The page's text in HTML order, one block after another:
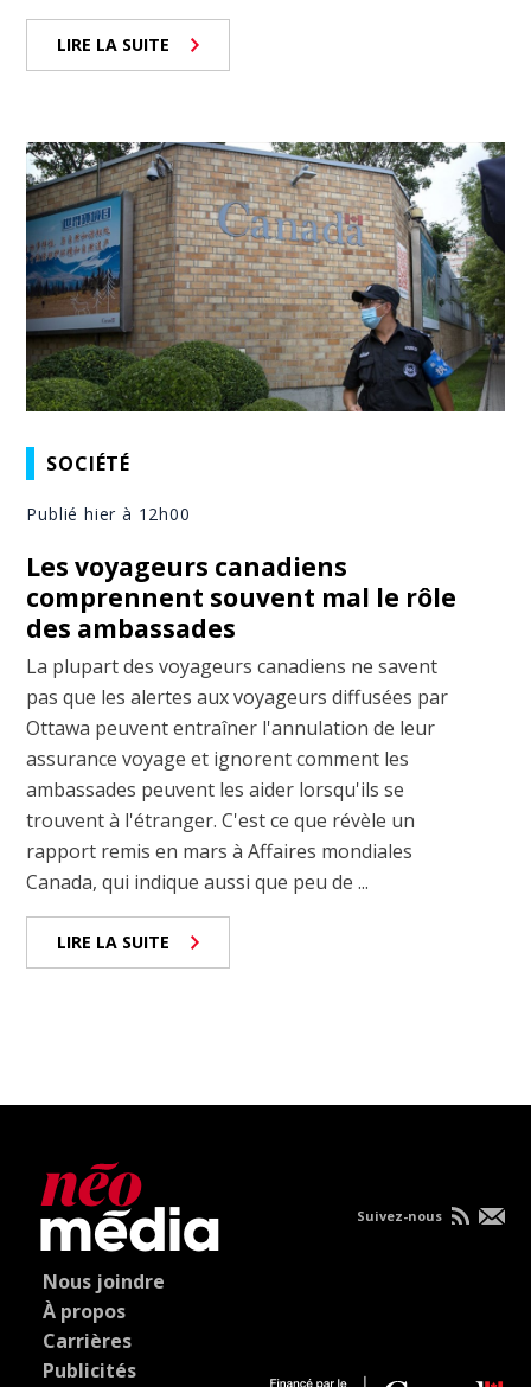
LIRE LA SUITE
SOCIÉTÉ
Publié hier à 12h00
Les voyageurs canadiens
comprennent souvent mal le rôle
des ambassades
La plupart des voyageurs canadiens ne savent
pas que les alertes aux voyageurs diffusées par
Ottawa peuvent entraîner l'annulation de leur
assurance voyage et ignorent comment les
ambassades peuvent les aider lorsqu'ils se
trouvent à l'étranger. C'est ce que révèle un
rapport remis en mars à Affaires mondiales
Canada, qui indique aussi que peu de ...
LIRE LA SUITE
Nous joindre
À propos
Carrières
Publicités
Suivez-nous